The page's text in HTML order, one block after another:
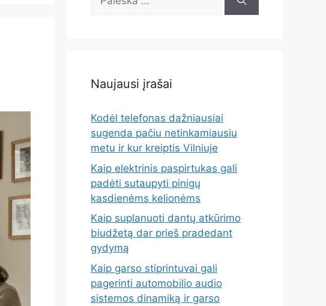
Naujausi įrašai
Kodėl telefonas dažniausiai
sugenda pačiu netinkamiausiu
metu ir kur kreiptis Vilniuje
Kaip elektrinis paspirtukas gali
padėti sutaupyti pinigų
kasdienėms kelionėms
Kaip suplanuoti dantų atkūrimo
biudžetą dar prieš pradedant
gydymą
Kaip garso stiprintuvai gali
pagerinti automobilio audio
sistemos dinamiką ir garso